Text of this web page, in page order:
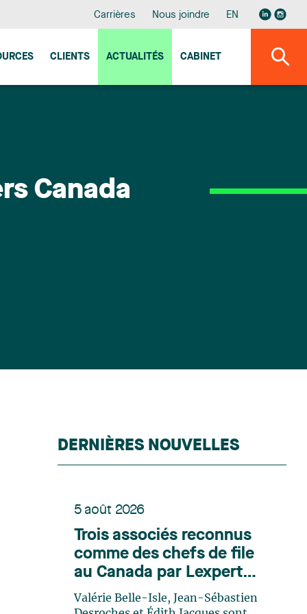
Carrières Nous joindre EN
CLIENTS ACTUALITÉS CABINET
Canada
DERNIÈRES NOUVELLES
5 août 2026
Trois associés reconnus
comme des chefs de file
au Canada par Lexpert
dans son édition spéciale
en énergie
Valérie Belle-Isle, Jean-Sébastien